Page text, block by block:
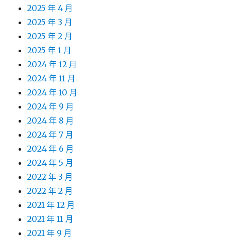
2025 年 4 月
2025 年 3 月
2025 年 2 月
2025 年 1 月
2024 年 12 月
2024 年 11 月
2024 年 10 月
2024 年 9 月
2024 年 8 月
2024 年 7 月
2024 年 6 月
2024 年 5 月
2022 年 3 月
2022 年 2 月
2021 年 12 月
2021 年 11 月
2021 年 9 月